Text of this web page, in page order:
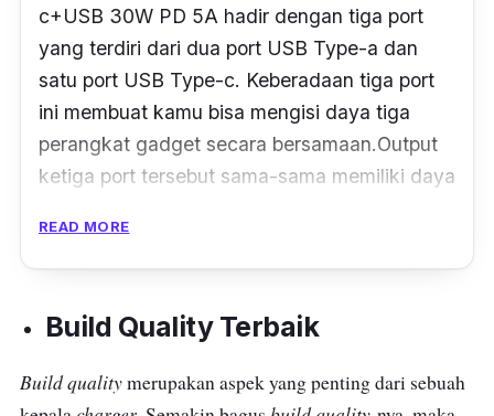
c+USB 30W PD 5A hadir dengan tiga port
yang terdiri dari dua port USB Type-a dan
satu port USB Type-c. Keberadaan tiga port
ini membuat kamu bisa mengisi daya tiga
perangkat gadget secara bersamaan.Output
ketiga port tersebut sama-sama memiliki daya
baterai ponsel Mi 10T Pro 5G yang memiliki
lebih 1 jam 9 menit. Pengisian daya dilakukan
READ MORE
Build QualityTerbaik
Build qualitymerupakan aspek yang penting dari sebuah